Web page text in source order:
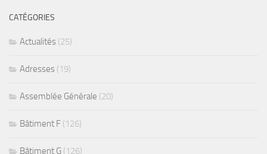
CATÉGORIES
Actualités (25)
Adresses (19)
Assemblée Générale (20)
Bâtiment F (126)
Bâtiment G (126)